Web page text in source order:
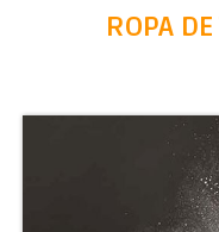
ROPA